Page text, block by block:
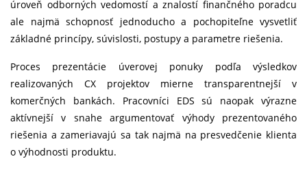
úroveň odborných vedomostí a znalostí finančného poradcu
ale najmä schopnosť jednoducho a pochopiteľne vysvetliť
základné princípy, súvislosti, postupy a parametre riešenia.
Proces prezentácie úverovej ponuky podľa výsledkov
realizovaných CX projektov mierne transparentnejší v
komerčných bankách. Pracovníci EDS sú naopak výrazne
aktívnejší v snahe argumentovať výhody prezentovaného
riešenia a zameriavajú sa tak najmä na presvedčenie klienta
o výhodnosti produktu.